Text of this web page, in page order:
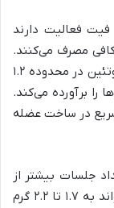
فعالیت دارند
مصرف می‌کنند.
اما باید توجه داشت که اغلب اوقات مصرف پروتئین در محدوده ۱.۲
را برآورده می‌کند.
در ساخت عضله
جلسات بیشتر از
حد معمول است مقدار پروتئین مورد نیاز می‌تواند به ۱.۷ تا ۲.۲ گرم